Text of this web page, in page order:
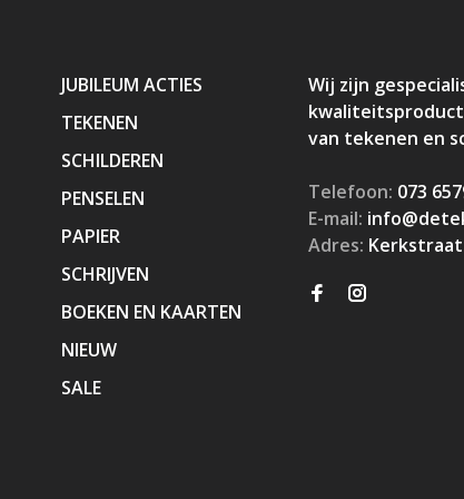
JUBILEUM ACTIES
TEKENEN
SCHILDEREN
PENSELEN
PAPIER
SCHRIJVEN
BOEKEN EN KAARTEN
NIEUW
SALE
Wij zijn
van tekenen en
Telefoon: 073
E-mail:
Adres: